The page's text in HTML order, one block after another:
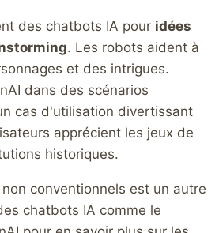
des chatbots IA pour idées
. Les robots aident à
et des intrigues.
dans des scénarios
cas d'utilisation divertissant
apprécient les jeux de
historiques.
conventionnels est un autre
chatbots IA comme le